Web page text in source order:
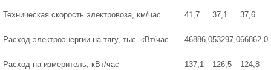
Техническая скорость электровоза, км/час 41,7 37,1 37,6
Расход электроэнергии на тягу, тыс. кВт/час 46886,053297,066862,0
Расход на измеритель, кВт/час 137,1 126,5 124,8